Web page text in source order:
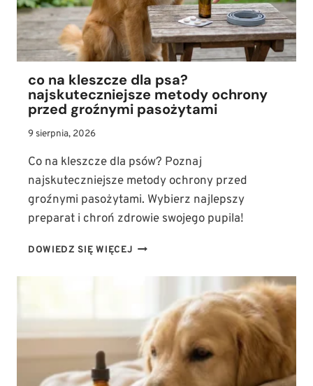
KROKU
co na kleszcze dla psa?
najskuteczniejsze metody ochrony
przed groźnymi pasożytami
9 sierpnia, 2026
Co na kleszcze dla psów? Poznaj
najskuteczniejsze metody ochrony przed
groźnymi pasożytami. Wybierz najlepszy
preparat i chroń zdrowie swojego pupila!
DOWIEDZ SIĘ WIĘCEJ CO
KLESZCZE
NAJSKUTECZNIEJSZE
METODY
OCHRONY
PRZED
GROŹNYMI